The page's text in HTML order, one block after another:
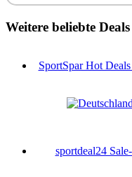
Weitere beliebte Deals
SportSpar Hot
sportdeal24